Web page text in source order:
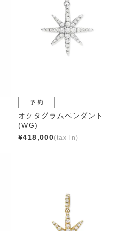
オクタグラムペンダント
(WG)
¥418,000